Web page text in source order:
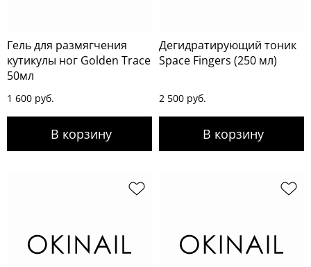
Гель для размягчения
кутикулы ног Golden Trace
50мл
1 600 руб.
Дегидратирующий тоник
Space Fingers (250 мл)
2 500 руб.